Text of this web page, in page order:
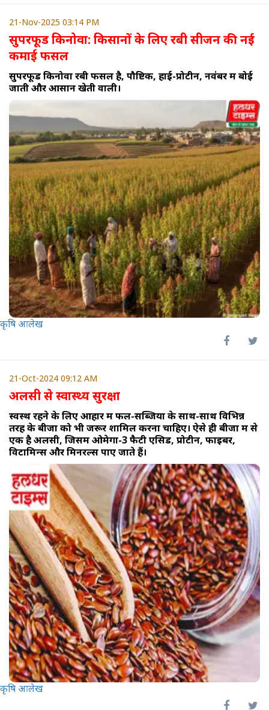
21-Nov-2025 03:14 PM
सुपरफूड किनोवा: किसानों के लिए रबी सीजन की नई
कमाई फसल
सुपरफूड किनोवा रबी फसल है, पौष्टिक, हाई-प्रोटीन, नवंबर में बोई
जाती और आसान खेती वाली।
कृषि आलेख
21-Oct-2024 09:12 AM
अलसी से स्वास्थ्य सुरक्षा
स्वस्थ रहने के लिए आहार में फल-सब्जियों के साथ-साथ विभिन्न
तरह के बीजों को भी जरूर शामिल करना चाहिए। ऐसे ही बीजों में से
एक है अलसी, जिसमें ओमेगा-3 फैटी एसिड, प्रोटीन, फाइबर,
विटामिन्स और मिनरल्स पाए जाते हैं।
कृषि आलेख